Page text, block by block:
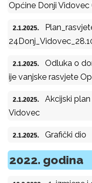
Općine Donji Vidovec
2.1.2025.
2.1.2025.
Odluka o
ije vanjske rasvjete
2.1.2025.
Akcijski
Vidovec
2.1.2025. Grafički dio
2022. godina